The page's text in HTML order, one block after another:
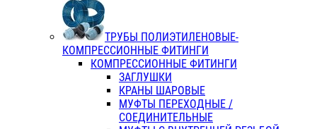
ТРУБЫ ПОЛИЭТИЛЕНОВЫЕ-
КОМПРЕССИОННЫЕ ФИТИНГИ
КОМПРЕССИОННЫЕ ФИТИНГИ
ЗАГЛУШКИ
КРАНЫ ШАРОВЫЕ
МУФТЫ ПЕРЕХОДНЫЕ /
СОЕДИНИТЕЛЬНЫЕ